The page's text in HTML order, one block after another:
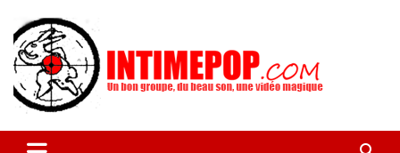
contenu
intimepop.com
actuelles pop rock, post-rock, indé sur Lyon. rock pop concert